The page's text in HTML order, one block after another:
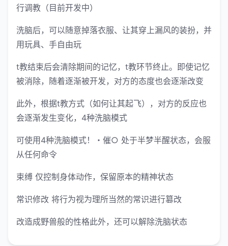
行调教（目前开发中）
洗脑后，可以随意掉落衣服、让其穿上漏风的装扮，并
用玩具、手自由玩
t教结束后会清除期间的记忆，t教环节终止。即使记忆
被消除，随着逐渐被开发，对方的态度也会逐渐改变
此外，根据t教方式（如何让其起飞），对方的反应也
会逐渐发生变化，4种洗脑模式
可使用4种洗脑模式！・催○ 处于半梦半醒状态，会服
从任何命令
束缚 仅控制身体动作，保留原本的精神状态
常识修改 将行为视为理所当然的常识进行篡改
改造成野兽般的性格此外，还可以解除洗脑状态